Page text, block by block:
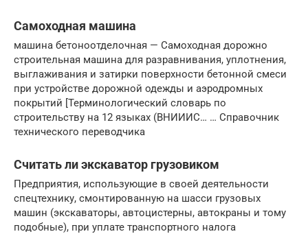
Самоходная машина
машина бетоноотделочная — Самоходная дорожно
строительная машина для разравнивания, уплотнения,
выглаживания и затирки поверхности бетонной смеси
при устройстве дорожной одежды и аэродромных
покрытий [Терминологический словарь по
строительству на 12 языках (ВНИИИС… … Справочник
технического переводчика
Считать ли экскаватор грузовиком
Предприятия, использующие в своей деятельности
спецтехнику, смонтированную на шасси грузовых
машин (экскаваторы, автоцистерны, автокраны и тому
подобные), при уплате транспортного налога